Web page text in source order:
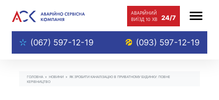
АВАРIЙНИЙ
ВИЇЗД 10 ХВ 24/7
(067) 597-12-19 (093) 597-12-19
ГОЛОВНА » НОВИНИ » ЯК ЗРОБИТИ КАНАЛІЗАЦІЮ В ПРИВАТНОМУ БУДИНКУ: ПОВНЕ
КЕРІВНИЦТВО